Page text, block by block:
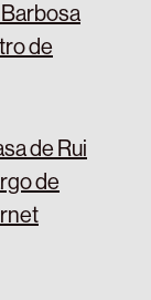
Barbosa
de
de Rui
de